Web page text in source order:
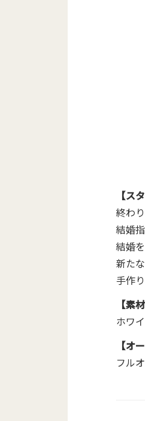
【ス
終わ
結婚
結婚
新た
手作
【素材
ホワ
【オ
フル